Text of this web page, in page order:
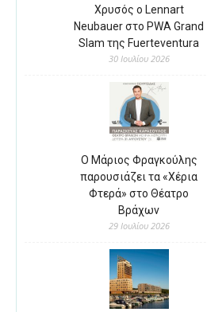
Χρυσός ο Lennart
Neubauer στο PWA Grand
Slam της Fuerteventura
30 Ιουλίου 2026
Ο Μάριος Φραγκούλης
παρουσιάζει τα «Χέρια
Φτερά» στο Θέατρο
Βράχων
29 Ιουλίου 2026